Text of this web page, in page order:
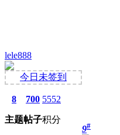
lele888
今日未签到
8
主题
700
帖子
5552
积分
9#